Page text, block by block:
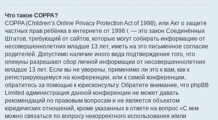
Что такое COPPA?
COPPA (Children’s Online Privacy Protection Act of 1998), или Акт о защите
частных прав ребёнка в интернете от 1998 г. — это закон Соединённых
Штатов, требующий от сайтов, которые могут собирать информацию от
несовершеннолетних младше 13 лет, иметь на это письменное согласие
родителей. Допустимо наличие иного вида подтверждения того, что
опекуны разрешают сбор личной информации от несовершеннолетних
младше 13 лет. Если вы не уверены, применимо ли это к вам, как к
регистрирующемуся на конференции, или к самой конференции,
обратитесь за помощью к юрисконсульту. Обратите внимание, что phpBB
Limited администрация данной конференции не может давать
рекомендаций по правовым вопросам и не является объектом
юридических отношений, кроме указанных в ответе на вопрос «С кем
можно связаться по вопросу некорректного использования и/или